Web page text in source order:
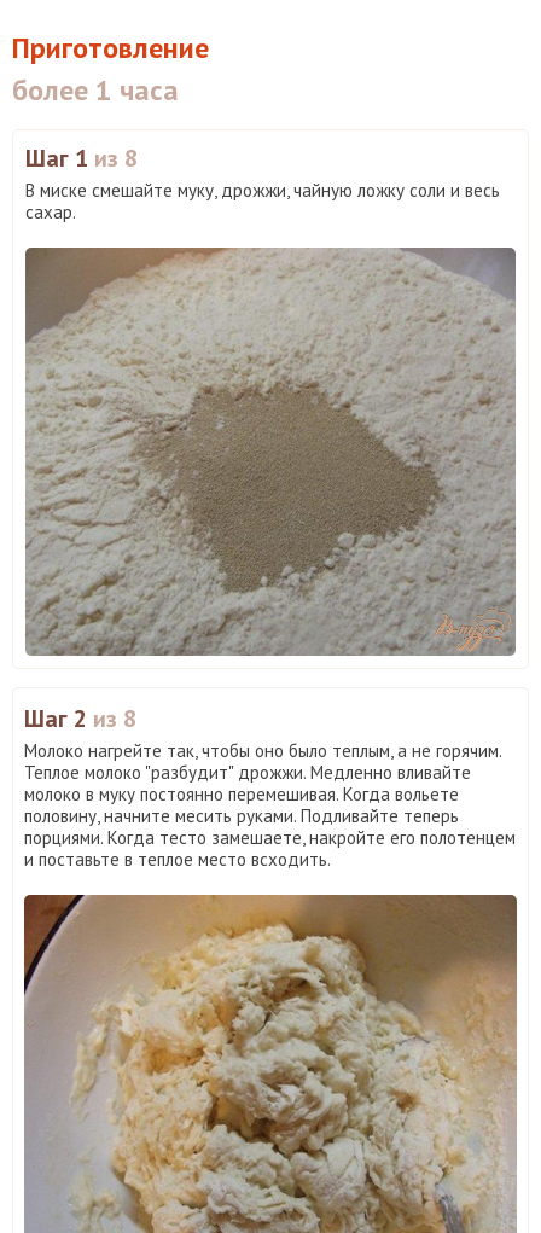
Приготовление
более 1 часа
Шаг 1 из 8
В миске смешайте муку, дрожжи, чайную ложку соли и весь
сахар.
Шаг 2 из 8
Молоко нагрейте так, чтобы оно было теплым, а не горячим.
Теплое молоко "разбудит" дрожжи. Медленно вливайте
молоко в муку постоянно перемешивая. Когда вольете
половину, начните месить руками. Подливайте теперь
порциями. Когда тесто замешаете, накройте его полотенцем
и поставьте в теплое место всходить.